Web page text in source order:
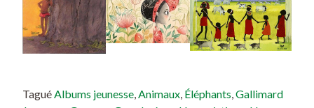
TaguéAlbums jeunesse,Animaux, Éléphants,Gallimard